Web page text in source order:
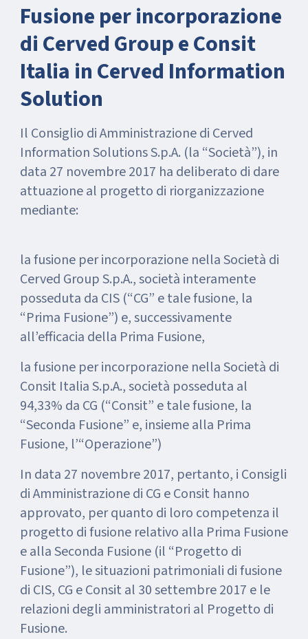
Fusione per incorporazione
di Cerved Group e Consit
Italia in Cerved Information
Solution
Il Consiglio di Amministrazione di Cerved
Information Solutions S.p.A. (la “Società”), in
data 27 novembre 2017 ha deliberato di dare
attuazione al progetto di riorganizzazione
mediante:
la fusione per incorporazione nella Società di
Cerved Group S.p.A., società interamente
posseduta da CIS (“CG” e tale fusione, la
“Prima Fusione”) e, successivamente
all’efficacia della Prima Fusione,
la fusione per incorporazione nella Società di
Consit Italia S.p.A., società posseduta al
94,33% da CG (“Consit” e tale fusione, la
“Seconda Fusione” e, insieme alla Prima
Fusione, l’“Operazione”)
In data 27 novembre 2017, pertanto, i Consigli
di Amministrazione di CG e Consit hanno
approvato, per quanto di loro competenza il
progetto di fusione relativo alla Prima Fusione
e alla Seconda Fusione (il “Progetto di
Fusione”), le situazioni patrimoniali di fusione
di CIS, CG e Consit al 30 settembre 2017 e le
relazioni degli amministratori al Progetto di
Fusione.